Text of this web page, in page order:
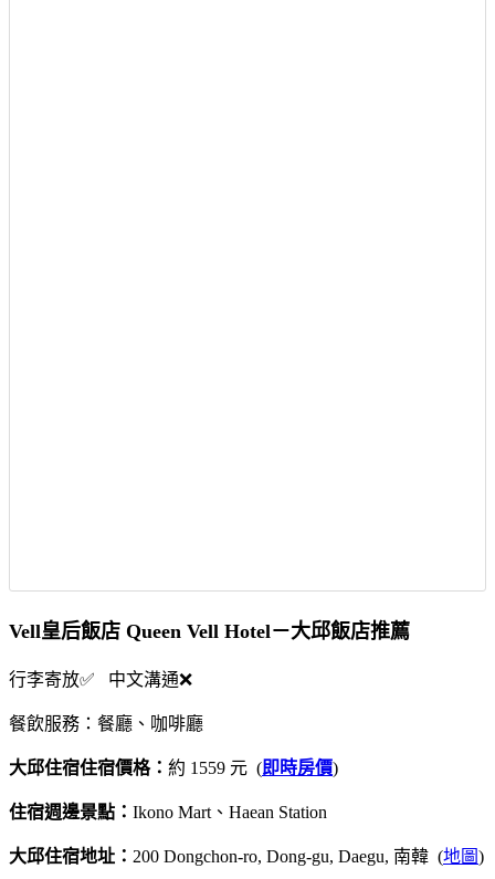
Vell皇后飯店 Queen Vell Hotel－大邱飯店推薦
行李寄放✅ 中文溝通❌
餐飲服務：餐廳、咖啡廳
大邱住宿住宿價格： 約 1559 元 (即時房價)
住宿週邊景點： Ikono Mart、Haean Station
大邱住宿地址： 200 Dongchon-ro, Dong-gu, Daegu, 南韓 (地圖)